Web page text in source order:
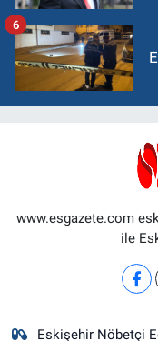
6
www.esgazete.com
ile
Eskişehir Nöbetçi